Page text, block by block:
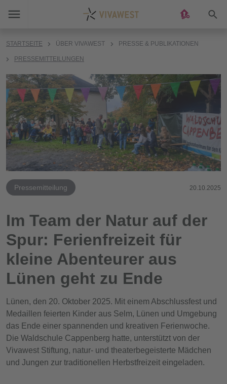
STARTSEITE ÜBER VIVAWEST PRESSE & PUBLIKATIONEN
PRESSEMITTEILUNGEN
Pressemitteilung 20.10.2025
Im Team der Natur auf der
Spur: Ferienfreizeit für
kleine Abenteurer aus
Lünen geht zu Ende
Lünen, den 20. Oktober 2025. Mit einem Abschlussfest und
Medaillen feierten Kinder aus Selm, Lünen und Umgebung
das Ende einer spannenden und kreativen Ferienwoche.
Die Waldschule Cappenberg hatte, unterstützt von der
Vivawest Stiftung, natur- und theaterbegeisterte Mädchen
und Jungen zur traditionellen Herbstfreizeit eingeladen.